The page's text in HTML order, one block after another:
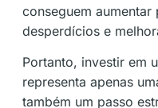
conseguem
desperdícios e
Portanto, investir em
representa apenas
também um passo